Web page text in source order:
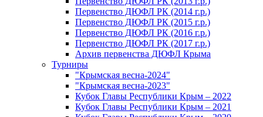
Первенство ДЮФЛ РК (2014 г.р.)
Первенство ДЮФЛ РК (2015 г.р.)
Первенство ДЮФЛ РК (2016 г.р.)
Первенство ДЮФЛ РК (2017 г.р.)
Архив первенства ДЮФЛ Крыма
Турниры
"Крымская весна-2024"
"Крымская весна-2023"
Кубок Главы Республики Крым – 2022
Кубок Главы Республики Крым – 2021